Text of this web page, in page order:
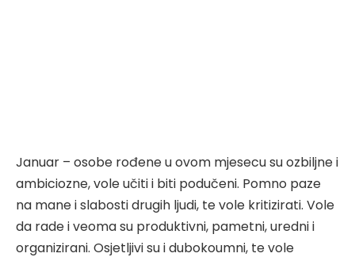
Januar – osobe rođene u ovom mjesecu su ozbiljne i
ambiciozne, vole učiti i biti podučeni. Pomno paze
na mane i slabosti drugih ljudi, te vole kritizirati. Vole
da rade i veoma su produktivni, pametni, uredni i
organizirani. Osjetljivi su i dubokoumni, te vole